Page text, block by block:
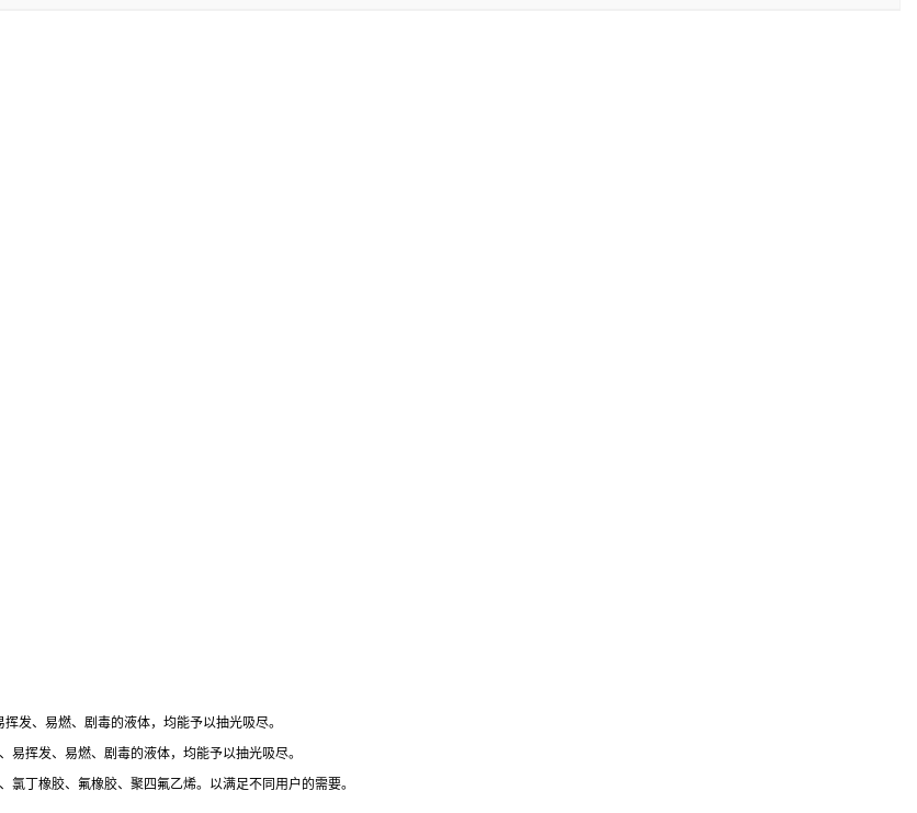
发、易燃、剧毒的液体，均能予以抽光吸尽。
挥发、易燃、剧毒的液体，均能予以抽光吸尽。
丁橡胶、氟橡胶、聚四氟乙烯。以满足不同用户的需要。